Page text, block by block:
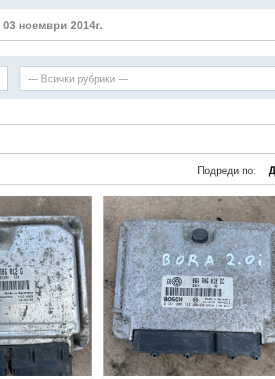
03 ноември 2014г.
Подреди по: